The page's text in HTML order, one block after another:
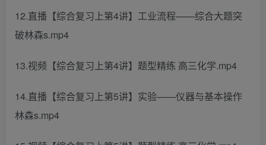
12.直播【综合复习上第4讲】工业流程——综合大题突
破林森s.mp4
13.视频【综合复习上第4讲】题型精练 高三化学.mp4
14.直播【综合复习上第5讲】实验——仪器与基本操作
林森s.mp4